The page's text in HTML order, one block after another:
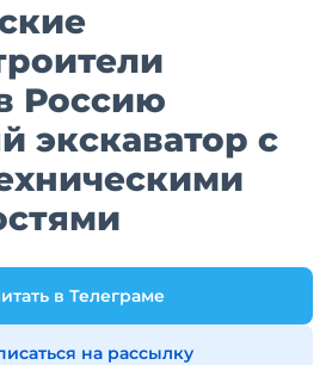
Россию
экскаватор с
в Телеграме
на рассылку